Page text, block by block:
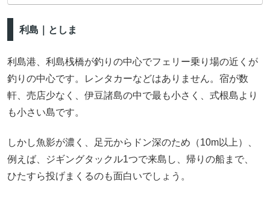
利島｜としま
利島港、利島桟橋が釣りの中心でフェリー乗り場の近くが
釣りの中心です。レンタカーなどはありません。宿が数
軒、売店少なく、伊豆諸島の中で最も小さく、式根島より
も小さい島です。
しかし魚影が濃く、足元からドン深のため（10m以上）、
例えば、ジギングタックル1つで来島し、帰りの船まで、
ひたすら投げまくるのも面白いでしょう。